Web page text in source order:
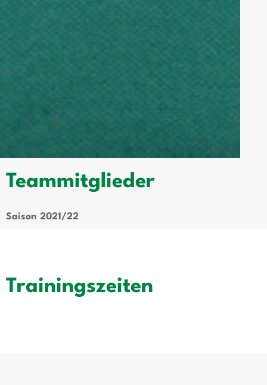
Teammitglieder
Saison 2021/22
Trainingszeiten